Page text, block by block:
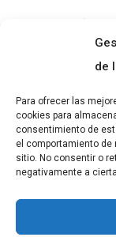
de
Para ofrecer las
cookies para
consentimiento de
el comportamiento
sitio. No consentir o
negativamente a